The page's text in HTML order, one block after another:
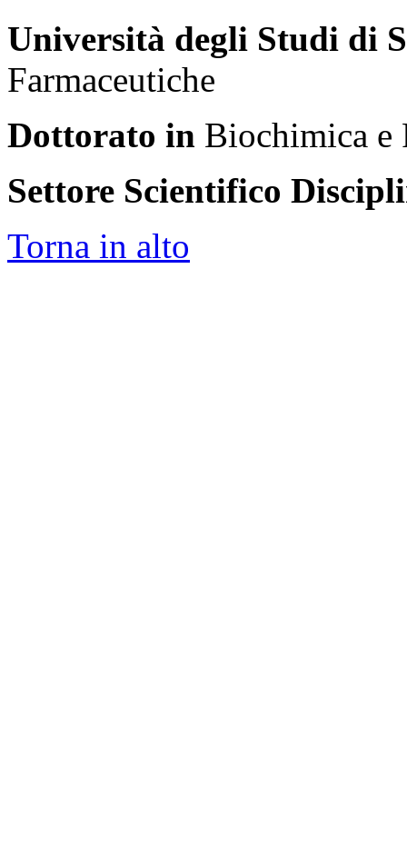
Università degli Studi di
Farmaceutiche
Dottorato in Biochimica e
Settore Scientifico
Torna in alto